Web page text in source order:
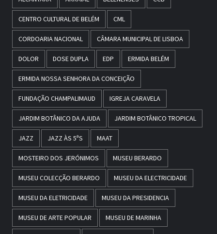
CENTRO CULTURAL DE BELÉM CML
CORDOARIA NACIONAL CÂMARA MUNICIPAL DE LISBOA
DOLOR DOSE DUPLA EDP ERMIDA BELÉM
ERMIDA NOSSA SENHORA DA CONCEIÇÃO
FUNDAÇÃO CHAMPALIMAUD IGREJA CARAVELA
JARDIM BOTÂNICO DA AJUDA JARDIM BOTÂNICO TROPICAL
JAZZ JAZZ ÀS 5ªS MAAT
MOSTEIRO DOS JERÓNIMOS MUSEU BERARDO
MUSEU COLECÇÃO BERARDO MUSEU DA ELECTRICIDADE
MUSEU DA ELETRICIDADE MUSEU DA PRESIDENCIA
MUSEU DE ARTE POPULAR MUSEU DE MARINHA